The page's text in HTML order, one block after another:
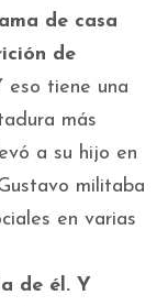
de casa
de
eso tiene una
más
a su hijo en
militaba
en varias
de él. Y